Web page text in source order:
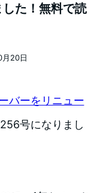
た！無料で読
月20日
バーをリニュー
号になりまし